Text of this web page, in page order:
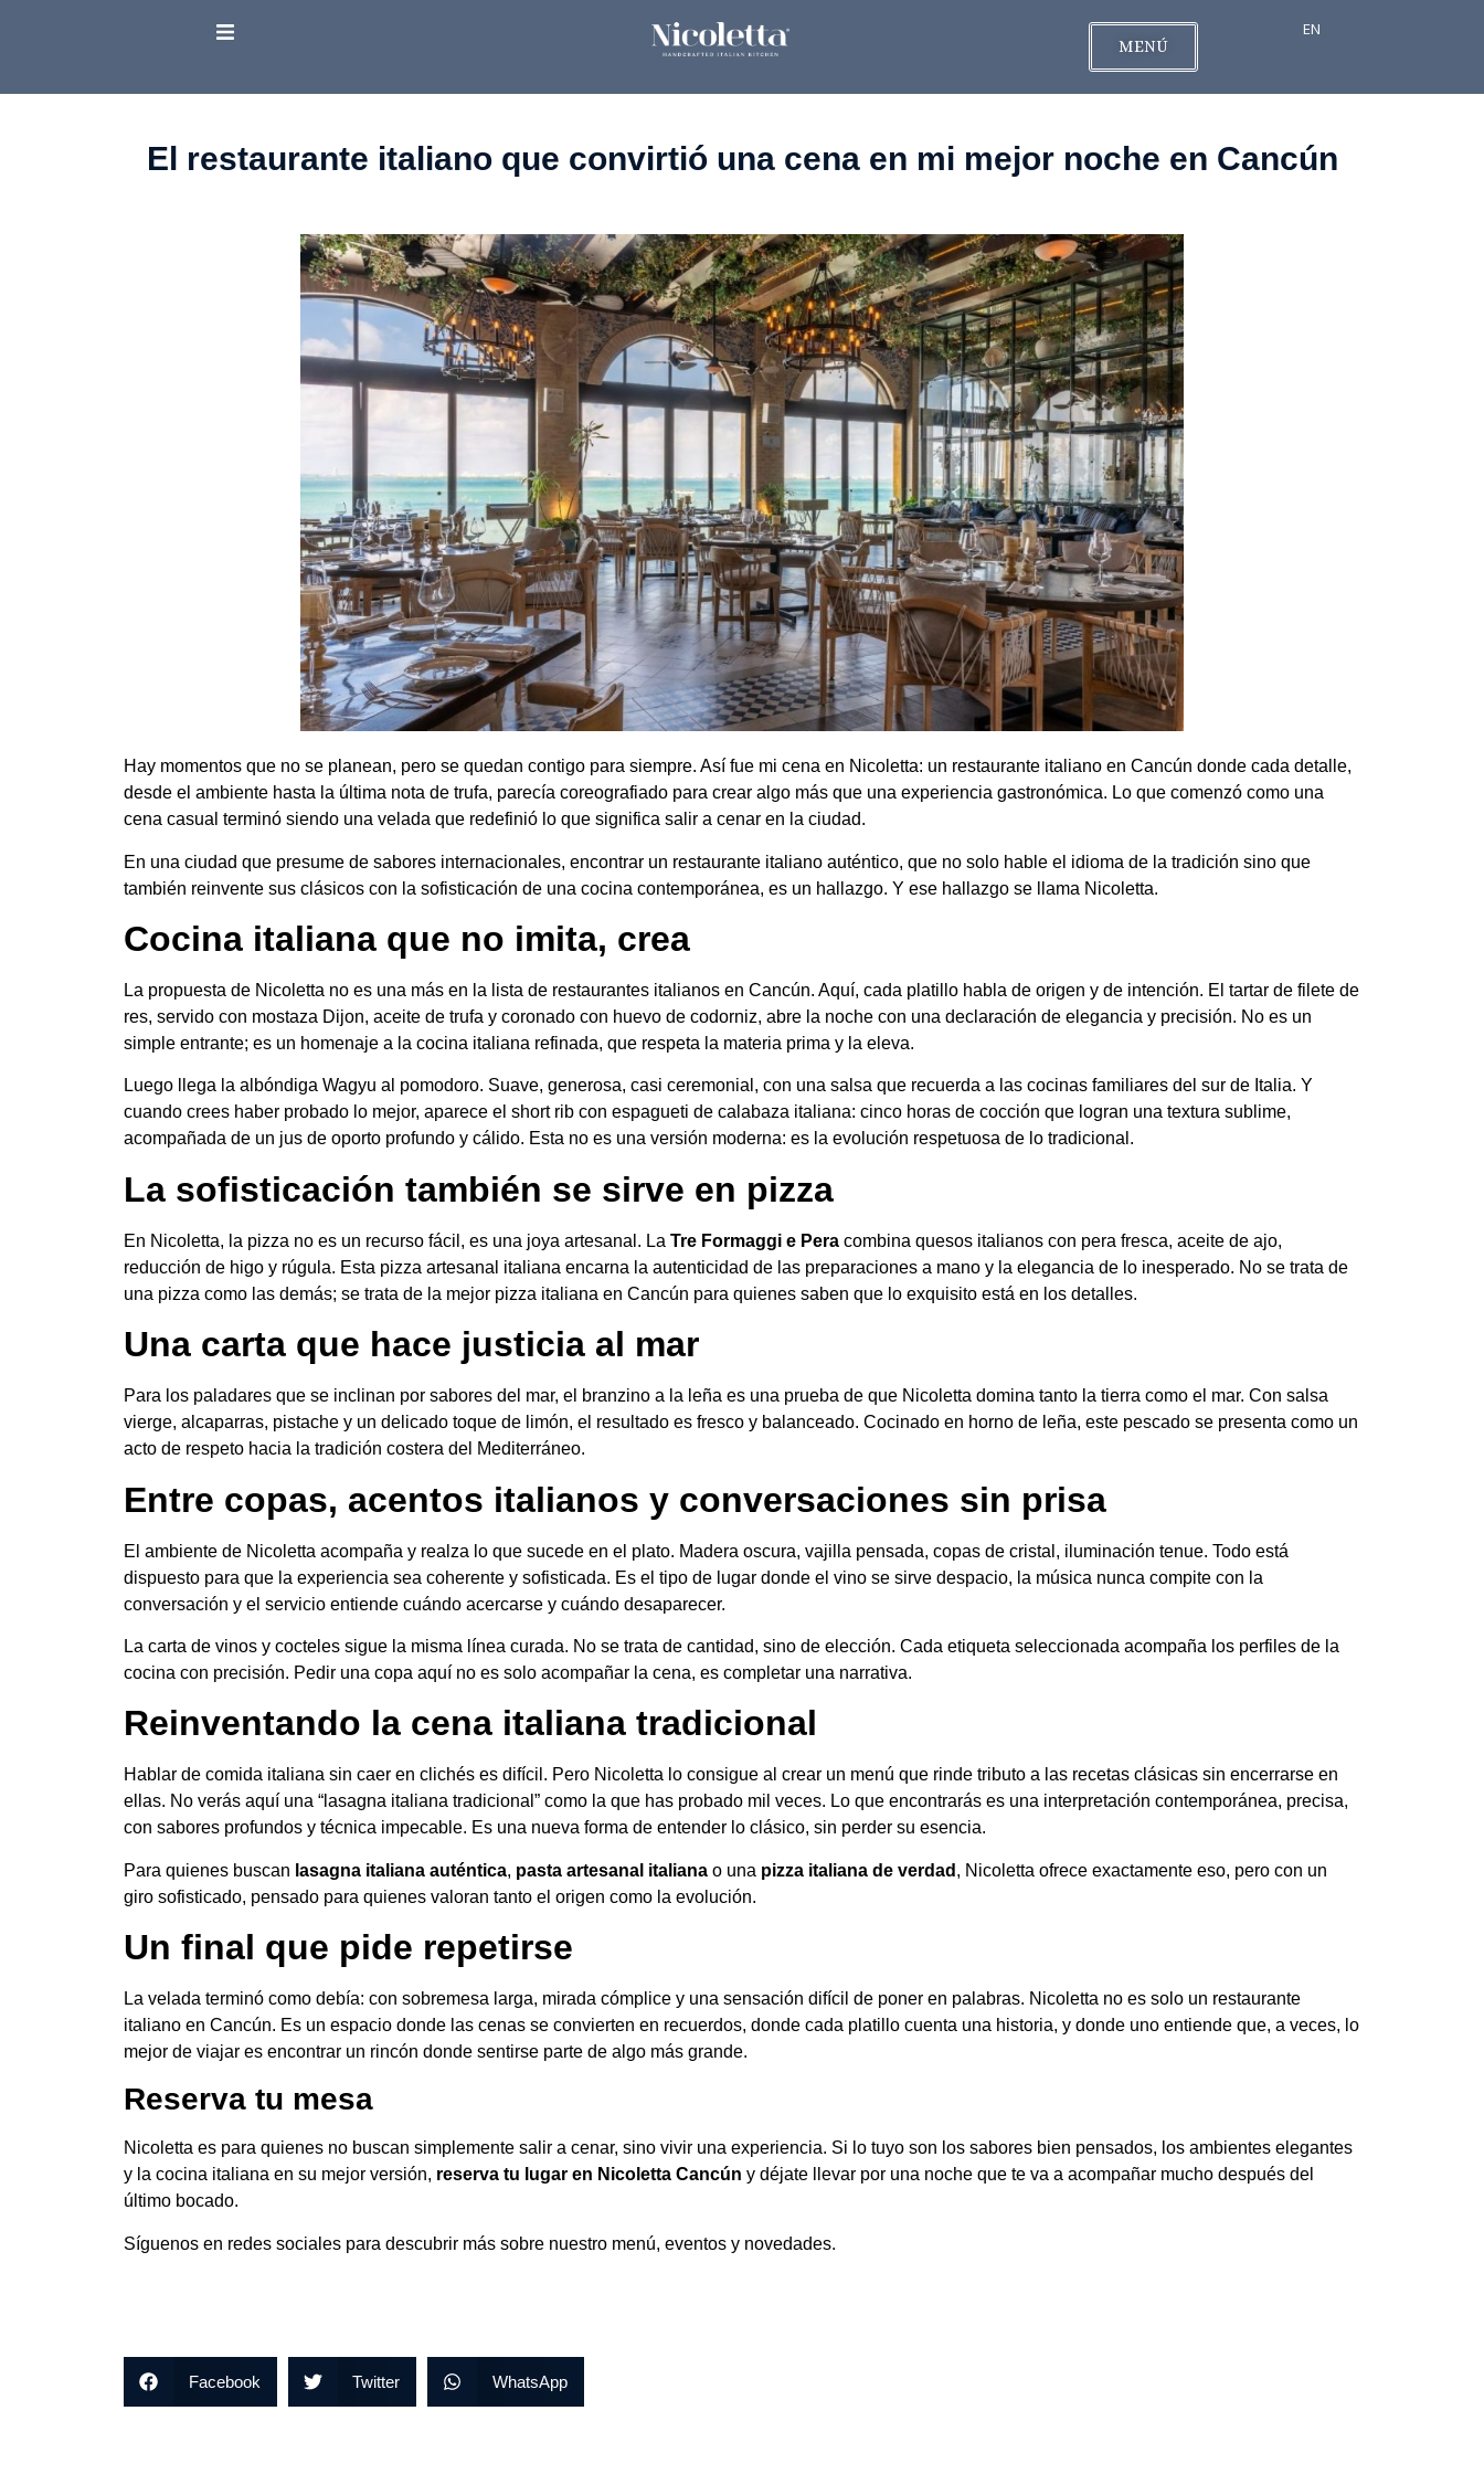
MENÚ
EN
El restaurante italiano que convirtió una cena en mi mejor noche en Cancún
Hay momentos que no se planean, pero se quedan contigo para siempre. Así fue mi cena en Nicoletta: un restaurante italiano en Cancún donde cada detalle,
desde el ambiente hasta la última nota de trufa, parecía coreografiado para crear algo más que una experiencia gastronómica. Lo que comenzó como una
cena casual terminó siendo una velada que redefinió lo que significa salir a cenar en la ciudad.
En una ciudad que presume de sabores internacionales, encontrar un restaurante italiano auténtico, que no solo hable el idioma de la tradición sino que
también reinvente sus clásicos con la sofisticación de una cocina contemporánea, es un hallazgo. Y ese hallazgo se llama Nicoletta.
Cocina italiana que no imita, crea
La propuesta de Nicoletta no es una más en la lista de restaurantes italianos en Cancún. Aquí, cada platillo habla de origen y de intención. El tartar de filete de
res, servido con mostaza Dijon, aceite de trufa y coronado con huevo de codorniz, abre la noche con una declaración de elegancia y precisión. No es un
simple entrante; es un homenaje a la cocina italiana refinada, que respeta la materia prima y la eleva.
Luego llega la albóndiga Wagyu al pomodoro. Suave, generosa, casi ceremonial, con una salsa que recuerda a las cocinas familiares del sur de Italia. Y
cuando crees haber probado lo mejor, aparece el short rib con espagueti de calabaza italiana: cinco horas de cocción que logran una textura sublime,
acompañada de un jus de oporto profundo y cálido. Esta no es una versión moderna: es la evolución respetuosa de lo tradicional.
La sofisticación también se sirve en pizza
En Nicoletta, la pizza no es un recurso fácil, es una joya artesanal. La Tre Formaggi e Pera combina quesos italianos con pera fresca, aceite de ajo,
reducción de higo y rúgula. Esta pizza artesanal italiana encarna la autenticidad de las preparaciones a mano y la elegancia de lo inesperado. No se trata de
una pizza como las demás; se trata de la mejor pizza italiana en Cancún para quienes saben que lo exquisito está en los detalles.
Una carta que hace justicia al mar
Para los paladares que se inclinan por sabores del mar, el branzino a la leña es una prueba de que Nicoletta domina tanto la tierra como el mar. Con salsa
vierge, alcaparras, pistache y un delicado toque de limón, el resultado es fresco y balanceado. Cocinado en horno de leña, este pescado se presenta como un
acto de respeto hacia la tradición costera del Mediterráneo.
Entre copas, acentos italianos y conversaciones sin prisa
El ambiente de Nicoletta acompaña y realza lo que sucede en el plato. Madera oscura, vajilla pensada, copas de cristal, iluminación tenue. Todo está
dispuesto para que la experiencia sea coherente y sofisticada. Es el tipo de lugar donde el vino se sirve despacio, la música nunca compite con la
conversación y el servicio entiende cuándo acercarse y cuándo desaparecer.
La carta de vinos y cocteles sigue la misma línea curada. No se trata de cantidad, sino de elección. Cada etiqueta seleccionada acompaña los perfiles de la
cocina con precisión. Pedir una copa aquí no es solo acompañar la cena, es completar una narrativa.
Reinventando la cena italiana tradicional
Hablar de comida italiana sin caer en clichés es difícil. Pero Nicoletta lo consigue al crear un menú que rinde tributo a las recetas clásicas sin encerrarse en
ellas. No verás aquí una “lasagna italiana tradicional” como la que has probado mil veces. Lo que encontrarás es una interpretación contemporánea, precisa,
con sabores profundos y técnica impecable. Es una nueva forma de entender lo clásico, sin perder su esencia.
Para quienes buscan lasagna italiana auténtica, pasta artesanal italiana o una pizza italiana de verdad , Nicoletta ofrece exactamente eso, pero con un
giro sofisticado, pensado para quienes valoran tanto el origen como la evolución.
Un final que pide repetirse
La velada terminó como debía: con sobremesa larga, mirada cómplice y una sensación difícil de poner en palabras. Nicoletta no es solo un restaurante
italiano en Cancún. Es un espacio donde las cenas se convierten en recuerdos, donde cada platillo cuenta una historia, y donde uno entiende que, a veces, lo
mejor de viajar es encontrar un rincón donde sentirse parte de algo más grande.
Reserva tu mesa
Nicoletta es para quienes no buscan simplemente salir a cenar, sino vivir una experiencia. Si lo tuyo son los sabores bien pensados, los ambientes elegantes
y la cocina italiana en su mejor versión, reserva tu lugar en Nicoletta Cancún y déjate llevar por una noche que te va a acompañar mucho después del
último bocado.
Síguenos en redes sociales para descubrir más sobre nuestro menú, eventos y novedades.
Facebook Twitter WhatsApp